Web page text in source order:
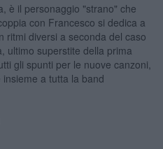
è il personaggio "strano" che
con Francesco si dedica a
ritmi diversi a seconda del caso
ultimo superstite della prima
gli spunti per le nuove canzoni,
a tutta la band